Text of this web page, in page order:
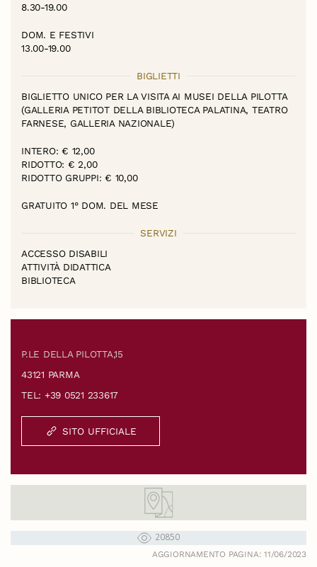
8.30-19.00
DOM. E FESTIVI
13.00-19.00
BIGLIETTI
BIGLIETTO UNICO PER LA VISITA AI MUSEI DELLA PILOTTA
(GALLERIA PETITOT DELLA BIBLIOTECA PALATINA, TEATRO
FARNESE, GALLERIA NAZIONALE)
INTERO: € 12,00
RIDOTTO: € 2,00
RIDOTTO GRUPPI: € 10,00
GRATUITO 1° DOM. DEL MESE
SERVIZI
ACCESSO DISABILI
ATTIVITÀ DIDATTICA
BIBLIOTECA
P.LE DELLA PILOTTA,15
43121 PARMA
TEL: +39 0521 233617
SITO UFFICIALE
20850
AGGIORNAMENTO PAGINA: 11/06/2023